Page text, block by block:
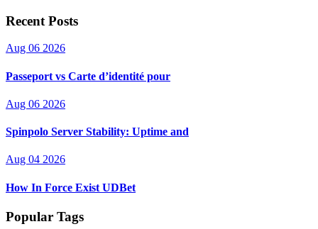
Recent Posts
Aug 06 2026
Passeport vs Carte d’identité pour
Aug 06 2026
Spinpolo Server Stability: Uptime and
Aug 04 2026
How In Force Exist UDBet
Popular Tags